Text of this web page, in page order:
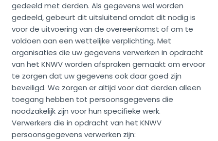
gedeeld met derden. Als gegevens wel worden
gedeeld, gebeurt dit uitsluitend omdat dit nodig is
voor de uitvoering van de overeenkomst of om te
voldoen aan een wettelijke verplichting. Met
organisaties die uw gegevens verwerken in opdracht
van het KNWV worden afspraken gemaakt om ervoor
te zorgen dat uw gegevens ook daar goed zijn
beveiligd. We zorgen er altijd voor dat derden alleen
toegang hebben tot persoonsgegevens die
noodzakelijk zijn voor hun specifieke werk.
Verwerkers die in opdracht van het KNWV
persoonsgegevens verwerken zijn: